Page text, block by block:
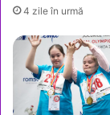
4 zile în urmă